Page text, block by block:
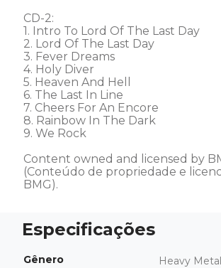
CD-2:
1. Intro To Lord Of The Last Day
2. Lord Of The Last Day
3. Fever Dreams
4. Holy Diver
5. Heaven And Hell
6. The Last In Line
7. Cheers For An Encore
8. Rainbow In The Dark
9. We Rock
Content owned and licensed by
(Conteúdo de propriedade e
BMG).
Gênero Heavy Metal